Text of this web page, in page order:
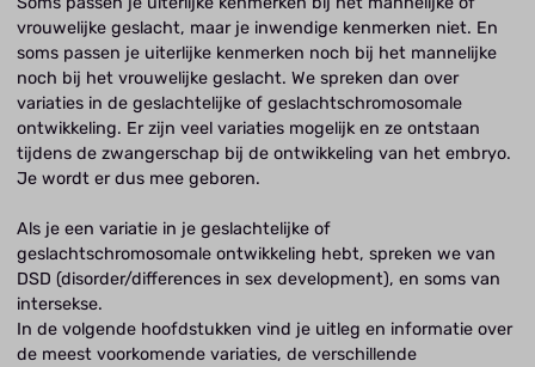
vrouwelijke geslacht, maar je inwendige kenmerken niet. En
soms passen je uiterlijke kenmerken noch bij het mannelijke
noch bij het vrouwelijke geslacht. We spreken dan over
variaties in de geslachtelijke of geslachtschromosomale
ontwikkeling. Er zijn veel variaties mogelijk en ze ontstaan
tijdens de zwangerschap bij de ontwikkeling van het embryo.
Je wordt er dus mee geboren.
Als je een variatie in je geslachtelijke of
geslachtschromosomale ontwikkeling hebt, spreken we van
DSD (disorder/differences in sex development), en soms van
intersekse.
In de volgende hoofdstukken vind je uitleg en informatie over
de meest voorkomende variaties, de verschillende